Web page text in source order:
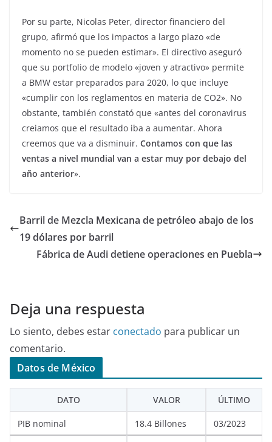
Por su parte, Nicolas Peter, director financiero del
grupo, afirmó que los impactos a largo plazo «de
momento no se pueden estimar». El directivo aseguró
que su portfolio de modelo «joven y atractivo» permite
a BMW estar preparados para 2020, lo que incluye
«cumplir con los reglamentos en materia de CO2». No
obstante, también constató que «antes del coronavirus
creiamos que el resultado iba a aumentar. Ahora
creemos que va a disminuir. Contamos con que las
ventas a nivel mundial van a estar muy por debajo del
año anterior».
Barril de Mezcla Mexicana de petróleo abajo de los
19 dólares por barril
Fábrica de Audi detiene operaciones en Puebla
Deja una respuesta
Lo siento, debes estar conectado para publicar un
comentario.
Datos de México
DATO VALOR ÚLTIMO
PIB nominal 18.4 Billones 03/2023